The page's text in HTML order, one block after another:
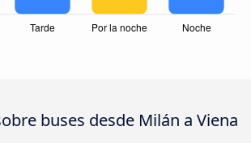
buses desde Milán a Viena